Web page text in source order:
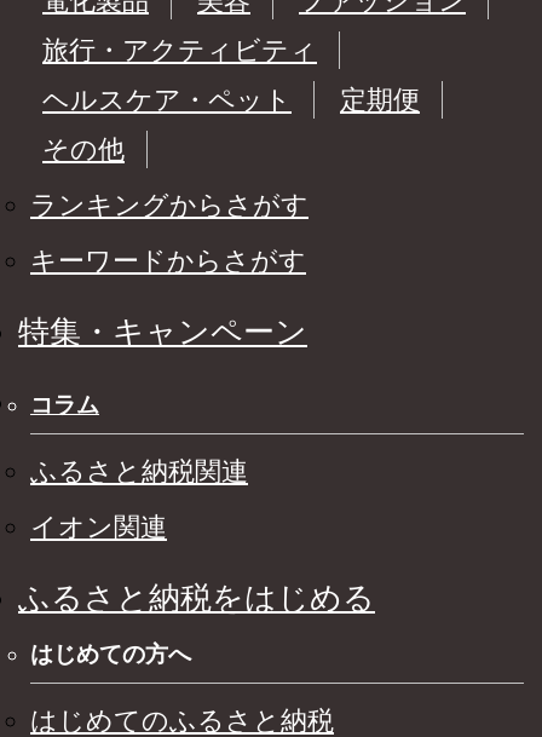
旅行・アクティビティ
ヘルスケア・ペット
定期便
その他
ランキングからさがす
キーワードからさがす
特集・キャンペーン
コラム
ふるさと納税関連
イオン関連
ふるさと納税をはじめる
はじめての方へ
はじめてのふるさと納税